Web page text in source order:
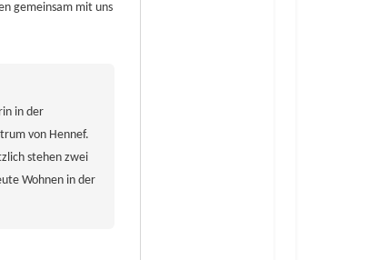
gemeinsam mit uns
in der
von Hennef.
stehen zwei
Wohnen in der